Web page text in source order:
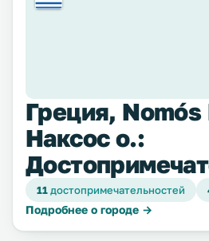
Греция,
Наксос о.:
11достопримечательностей
Подробнее о городе →